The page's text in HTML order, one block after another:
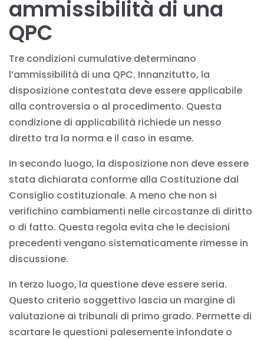
ammissibilità di una
QPC
Tre condizioni cumulative determinano
l’ammissibilità di una QPC. Innanzitutto, la
disposizione contestata deve essere applicabile
alla controversia o al procedimento. Questa
condizione di applicabilità richiede un nesso
diretto tra la norma e il caso in esame.
In secondo luogo, la disposizione non deve essere
stata dichiarata conforme alla Costituzione dal
Consiglio costituzionale. A meno che non si
verifichino cambiamenti nelle circostanze di diritto
o di fatto. Questa regola evita che le decisioni
precedenti vengano sistematicamente rimesse in
discussione.
In terzo luogo, la questione deve essere seria.
Questo criterio soggettivo lascia un margine di
valutazione ai tribunali di primo grado. Permette di
scartare le questioni palesemente infondate o